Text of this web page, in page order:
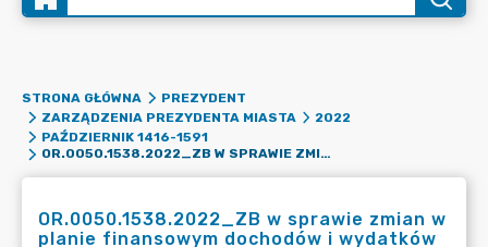
STRONA GŁÓWNA
PREZYDENT
ZARZĄDZENIA PREZYDENTA MIASTA
2022
PAŹDZIERNIK 1416-1591
OR.0050.1538.2022_ZB W SPRAWIE ZMIAN W PLANIE FINANSOWYM DOCHODÓW I WYDATKÓW URZĘDU MIASTA ŻORY ORAZ PLACÓWEK OŚWIATOWYCH NA 2022 R.
OR.0050.1538.2022_ZB w sprawie zmian w
planie finansowym dochodów i wydatków